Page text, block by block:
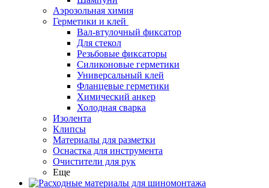
Аэрозольная химия
Герметики и клей
Вал-втулочный фиксатор
Для стекол
Резьбовые фиксаторы
Силиконовые герметики
Универсальный клей
Фланцевые герметики
Химический анкер
Холодная сварка
Изолента
Клипсы
Материалы для разметки
Оснастка для инструмента
Очистители для рук
Еще